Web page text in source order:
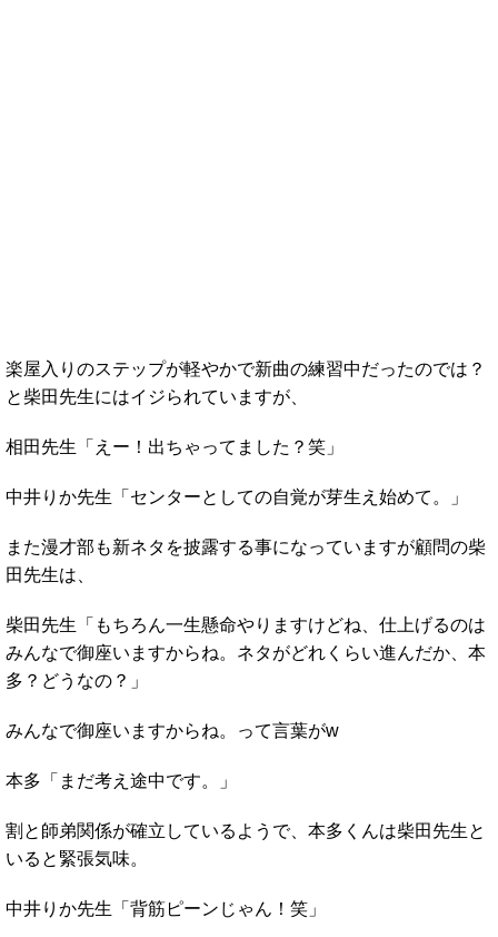
楽屋入りのステップが軽やかで新曲の練習中だったのでは？
と柴田先生にはイジられていますが、
相田先生「えー！出ちゃってました？笑」
中井りか先生「センターとしての自覚が芽生え始めて。」
また漫才部も新ネタを披露する事になっていますが顧問の柴
田先生は、
柴田先生「もちろん一生懸命やりますけどね、仕上げるのは
みんなで御座いますからね。ネタがどれくらい進んだか、本
多？どうなの？」
みんなで御座いますからね。って言葉がw
本多「まだ考え途中です。」
割と師弟関係が確立しているようで、本多くんは柴田先生と
いると緊張気味。
中井りか先生「背筋ピーンじゃん！笑」